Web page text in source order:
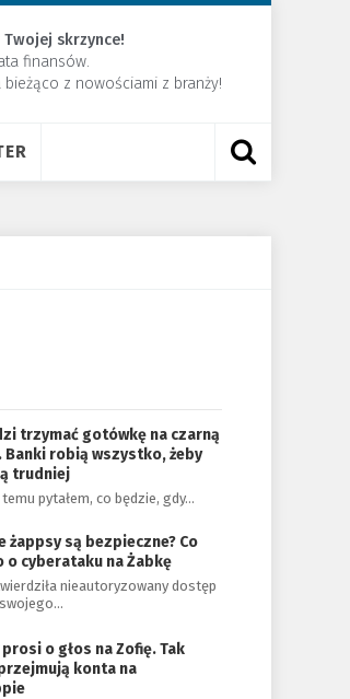
Twojej skrzynce!
finansów.
bieżąco z nowościami z branży!
trzymać gotówkę na czarną
Banki robią wszystko, żeby
trudniej
pytałem, co będzie, gdy…
żappsy są bezpieczne? Co
o cyberataku na Żabkę
nieautoryzowany dostęp
o głos na Zofię. Tak
konta na